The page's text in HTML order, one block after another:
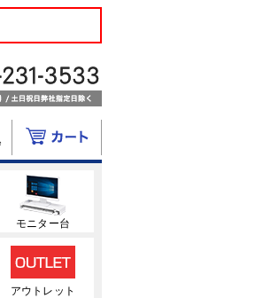
モニター台
アウトレット